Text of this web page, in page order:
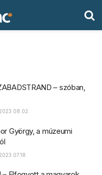
– szóban,
György, a múzeumi